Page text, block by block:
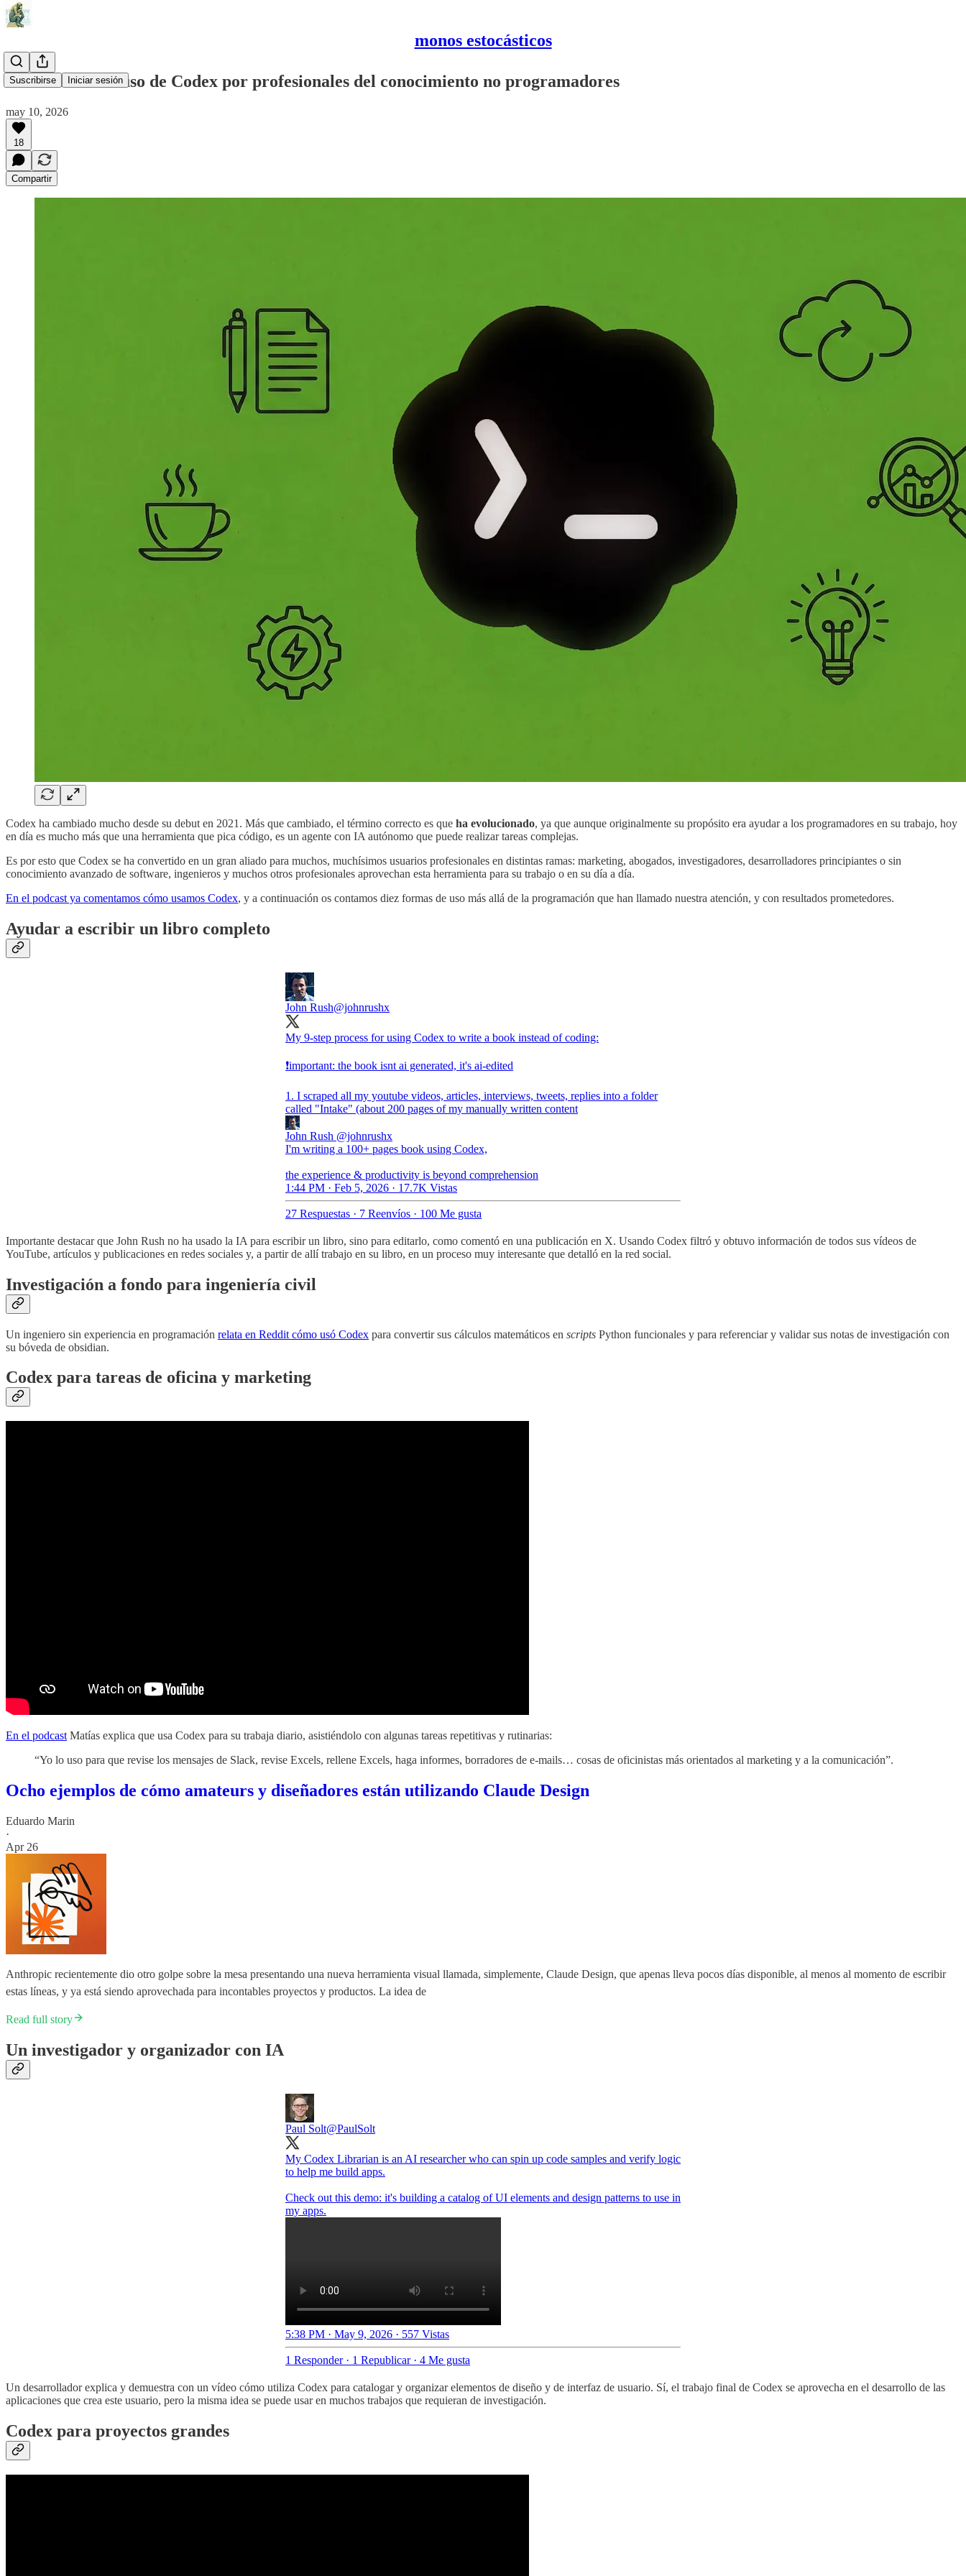
monos estocásticos
Suscribirse Iniciar sesión
Diez formas de uso de Codex por profesionales del conocimiento no programadores
may 10, 2026
18
Compartir
Codex ha cambiado mucho desde su debut en 2021. Más que cambiado, el término correcto es que ha evolucionado, ya que aunque originalmente su propósito era ayudar a los programadores en su trabajo, hoy
en día es mucho más que una herramienta que pica código, es un agente con IA autónomo que puede realizar tareas complejas.
Es por esto que Codex se ha convertido en un gran aliado para muchos, muchísimos usuarios profesionales en distintas ramas: marketing, abogados, investigadores, desarrolladores principiantes o sin
conocimiento avanzado de software, ingenieros y muchos otros profesionales aprovechan esta herramienta para su trabajo o en su día a día.
En el podcast ya comentamos cómo usamos Codex, y a continuación os contamos diez formas de uso más allá de la programación que han llamado nuestra atención, y con resultados prometedores.
Ayudar a escribir un libro completo
John Rush@johnrushx
My 9-step process for using Codex to write a book instead of coding:
❗️important: the book isnt ai generated, it's ai-edited
1. I scraped all my youtube videos, articles, interviews, tweets, replies into a folder
called "Intake" (about 200 pages of my manually written content
John Rush @johnrushx
I'm writing a 100+ pages book using Codex,
the experience & productivity is beyond comprehension
1:44 PM · Feb 5, 2026 · 17.7K Vistas
27 Respuestas · 7 Reenvíos · 100 Me gusta
Importante destacar que John Rush no ha usado la IA para escribir un libro, sino para editarlo, como comentó en una publicación en X. Usando Codex filtró y obtuvo información de todos sus vídeos de
YouTube, artículos y publicaciones en redes sociales y, a partir de allí trabajo en su libro, en un proceso muy interesante que detalló en la red social.
Investigación a fondo para ingeniería civil
Un ingeniero sin experiencia en programación relata en Reddit cómo usó Codex para convertir sus cálculos matemáticos en scripts Python funcionales y para referenciar y validar sus notas de investigación con
su bóveda de obsidian.
Codex para tareas de oficina y marketing
En el podcast Matías explica que usa Codex para su trabaja diario, asistiéndolo con algunas tareas repetitivas y rutinarias:
“Yo lo uso para que revise los mensajes de Slack, revise Excels, rellene Excels, haga informes, borradores de e-mails… cosas de oficinistas más orientados al marketing y a la comunicación”.
Ocho ejemplos de cómo amateurs y diseñadores están utilizando Claude Design
Eduardo Marin
·
Apr 26
Anthropic recientemente dio otro golpe sobre la mesa presentando una nueva herramienta visual llamada, simplemente, Claude Design, que apenas lleva pocos días disponible, al menos al momento de escribir
estas líneas, y ya está siendo aprovechada para incontables proyectos y productos. La idea de
Read full story
Un investigador y organizador con IA
Paul Solt@PaulSolt
My Codex Librarian is an AI researcher who can spin up code samples and verify logic
to help me build apps.
Check out this demo: it's building a catalog of UI elements and design patterns to use in
my apps.
5:38 PM · May 9, 2026 · 557 Vistas
1 Responder· 1 Republicar· 4 Me gusta
Un desarrollador explica y demuestra con un vídeo cómo utiliza Codex para catalogar y organizar elementos de diseño y de interfaz de usuario. Sí, el trabajo final de Codex se aprovecha en el desarrollo de las
aplicaciones que crea este usuario, pero la misma idea se puede usar en muchos trabajos que requieran de investigación.
Codex para proyectos grandes